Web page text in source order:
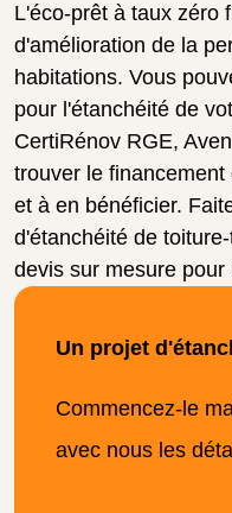
L'éco-prêt à taux zéro
d'amélioration de la
habitations. Vous
pour l'étanchéité de
CertiRénov RGE,
trouver le financement
et à en bénéficier.
d'étanchéité de
devis sur mesure
Un projet
Commencez-le
avec nous les